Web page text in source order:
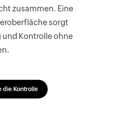
zusammen. Eine
sorgt
Kontrolle ohne
die Kontrolle